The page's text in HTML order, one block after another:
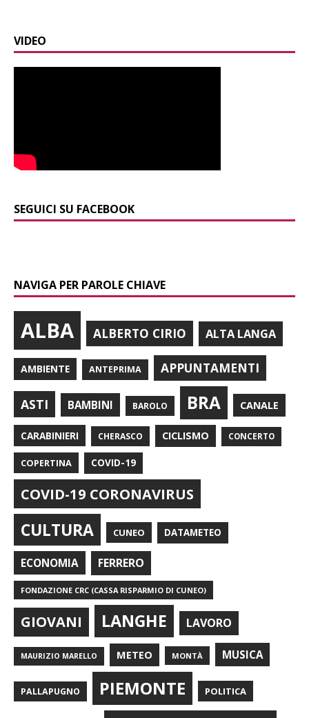
VIDEO
SEGUICI SU FACEBOOK
NAVIGA PER PAROLE CHIAVE
ALBA ALBERTO CIRIO ALTA LANGA
AMBIENTE ANTEPRIMA APPUNTAMENTI
ASTI BAMBINI BAROLO BRA CANALE
CARABINIERI CHERASCO CICLISMO CONCERTO
COPERTINA COVID-19
COVID-19 CORONAVIRUS
CULTURA CUNEO DATAMETEO
ECONOMIA FERRERO
FONDAZIONE CRC (CASSA RISPARMIO DI CUNEO)
GIOVANI LANGHE LAVORO
MAURIZIO MARELLO METEO MONTÀ MUSICA
PALLAPUGNO PIEMONTE POLITICA